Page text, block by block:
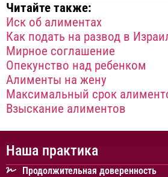
Читайте также:
Иск об алиментах
Как подать на развод в
Мирное соглашение
Опекунство над ребенком
Алименты на жену
Максимальный срок
Взыскание алиментов
Наша практика
Продолжительная доверенность